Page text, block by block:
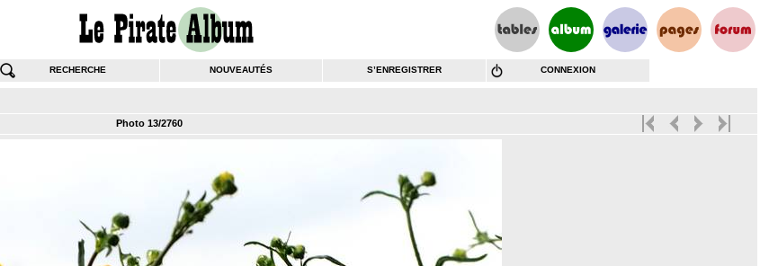
RECHERCHE NOUVEAUTÉS S’ENREGISTRER CONNEXION
Photo 13/2760